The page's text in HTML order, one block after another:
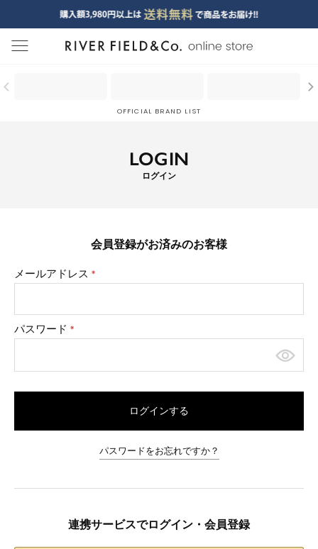
menu
OFFICIAL BRAND LIST
LOGIN
ログイン
会員登録がお済みのお客様
メールアドレス
(必
パスワード
(必
ログインする
パスワードをお忘れですか？
連携サービスでログイン・会員登録